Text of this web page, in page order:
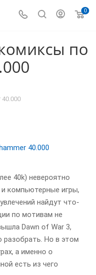
0
по
40k) невероятно
компьютерные игры,
найдут что-
по мотивам не
Dawn of War 3,
Но в этом
а именно о
есть из чего